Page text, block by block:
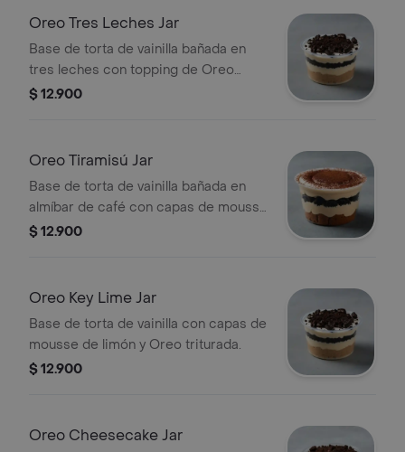
Oreo Tres Leches Jar
Base de torta de vainilla bañada en
tres leches con topping de Oreo
triturada.
$ 12.900
Oreo Tiramisú Jar
Base de torta de vainilla bañada en
almíbar de café con capas de mousse
de tiramisú y Oreo.
$ 12.900
Oreo Key Lime Jar
Base de torta de vainilla con capas de
mousse de limón y Oreo triturada.
$ 12.900
Oreo Cheesecake Jar